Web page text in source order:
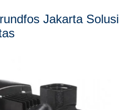
Jakarta Solusi